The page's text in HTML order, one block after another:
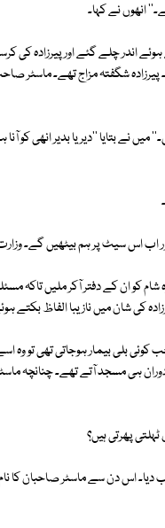
انھوں نے کہا۔
اندر چلے گئے اور پیرزادہ کی
شگفتہ مزاج تھے۔ ماسٹر
نے بتایا ''دیر یا بدیر انھی
اب اس سیٹ پر ہم بیٹھیں گے۔
کو ان کے دفتر آکر ملیں تاکہ
کی شان میں نازیبا الفاظ
بلی بیمار ہوجاتی تھی تو وہ
دوران ہی مسجد آتے تھے۔
پھرتی ہیں؟
اس دن سے ماسٹر صاحبان کا نام